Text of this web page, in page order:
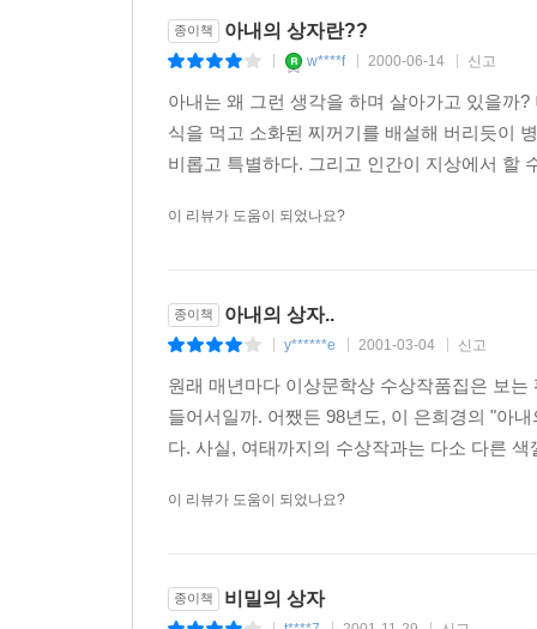
종이책 아내의 상자란??
w****f 2000-06-14 신고
아내는 왜 그런 생각을 하며 살아가고 있을까
식을 먹고 소화된 찌꺼기를 배설해 버리듯이
비롭고 특별하다. 그리고 인간이 지상에서 할
이 리뷰가 도움이 되었나요?
종이책 아내의 상자..
y******e 2001-03-04 신고
원래 매년마다 이상문학상 수상작품집은 보
들어서일까. 어쨌든 98년도, 이 은희경의 "아
다. 사실, 여태까지의 수상작과는 다소 다른
이 리뷰가 도움이 되었나요?
종이책 비밀의 상자